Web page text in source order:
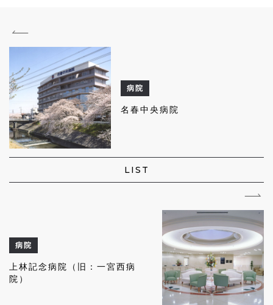
病院
名春中央病院
LIST
病院
上林記念病院（旧：一宮西病
院）